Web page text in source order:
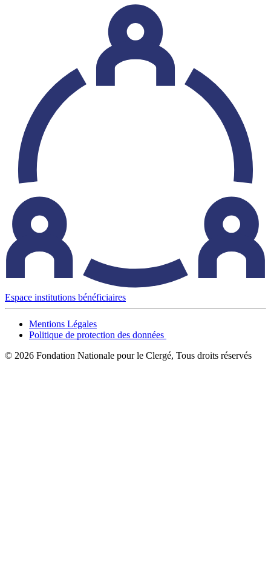
Espace institutions bénéficiaires
Mentions Légales
Politique de protection des données
© 2026 Fondation Nationale pour le Clergé, Tous droits réservés